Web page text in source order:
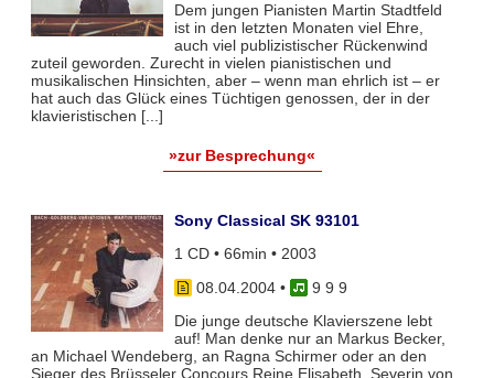
Dem jungen Pianisten Martin Stadtfeld
ist in den letzten Monaten viel Ehre,
auch viel publizistischer Rückenwind
zuteil geworden. Zurecht in vielen pianistischen und
musikalischen Hinsichten, aber – wenn man ehrlich ist – er
hat auch das Glück eines Tüchtigen genossen, der in der
klavieristischen [...]
»zur Besprechung«
Sony Classical SK 93101
1 CD • 66min • 2003
08.04.2004•
9 9 9
Die junge deutsche Klavierszene lebt
auf! Man denke nur an Markus Becker,
an Michael Wendeberg, an Ragna Schirmer oder an den
Sieger des Brüsseler Concours Reine Elisabeth, Severin von